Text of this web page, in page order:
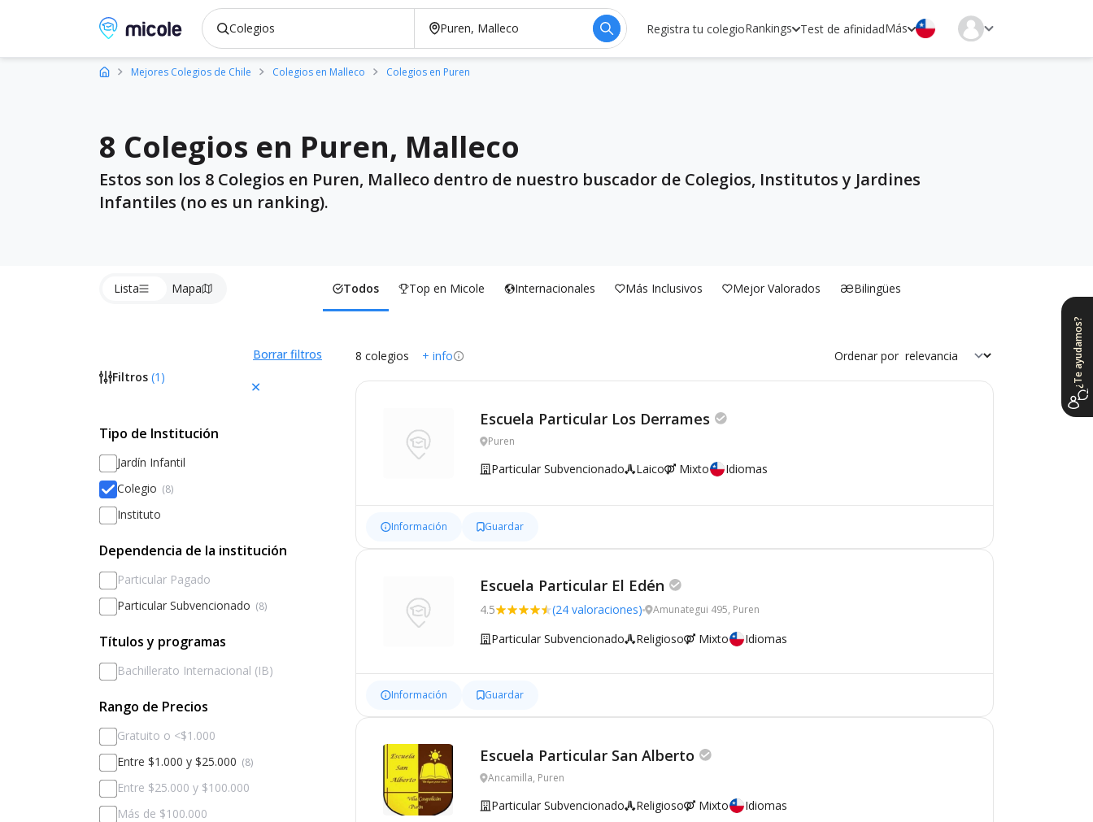
Micole, buscador de colegios Registra tu colegioRankings Test de afinidadMás
Mejores Colegios de Chile Colegios en Malleco Colegios en Puren
8 Colegios en Puren, Malleco
Estos son los 8 Colegios en Puren, Malleco dentro de nuestro buscador de Colegios, Institutos y Jardines
Infantiles (no es un ranking).
Lista Mapa Todos Top en Micole Internacionales Más Inclusivos Mejor Valorados Bilingües
Filtros (1 )
Borrar filtros
Tipo de Institución
Jardín Infantil
Colegio (8)
Instituto
Dependencia de la institución
Particular Pagado
Particular Subvencionado (8)
Títulos y programas
Bachillerato Internacional (IB)
Rango de Precios
Gratuito o <$1.000
Entre $1.000 y $25.000 (8)
Entre $25.000 y $100.000
Más de $100.000
8 colegios + info Ordenar por
Escuela Particular Los Derrames
Puren
Particular Subvencionado Laico Mixto Idiomas
Información Guardar
Escuela Particular El Edén
4.5 (24 valoraciones) Amunategui 495, Puren
Particular Subvencionado Religioso Mixto Idiomas
Información Guardar
Escuela Particular San Alberto
Ancamilla, Puren
Particular Subvencionado Religioso Mixto Idiomas
¿Te ayudamos?